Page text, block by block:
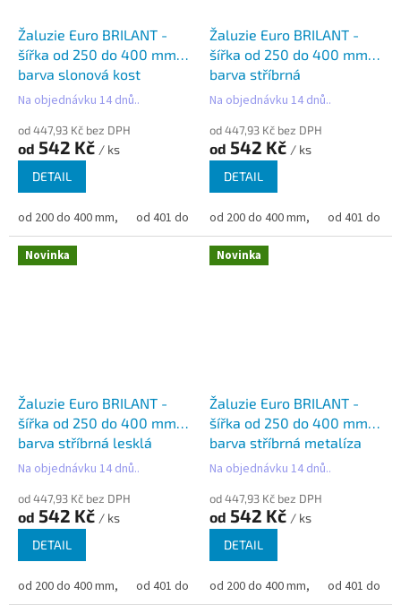
Žaluzie Euro BRILANT -
šířka od 250 do 400 mm -
barva slonová kost
Na objednávku 14 dnů..
od 447,93 Kč bez DPH
od 542 Kč / ks
DETAIL
od 200 do 400 mm, od 401 do 500 mm, od 501 do 600 mm, od
Žaluzie Euro BRILANT -
šířka od 250 do 400 mm -
barva stříbrná
Na objednávku 14 dnů..
od 447,93 Kč bez DPH
od 542 Kč / ks
DETAIL
od 200 do 400 mm, od 401 do
Novinka
Žaluzie Euro BRILANT -
šířka od 250 do 400 mm -
barva stříbrná lesklá
Na objednávku 14 dnů..
od 447,93 Kč bez DPH
od 542 Kč / ks
DETAIL
od 200 do 400 mm, od 401 do 500 mm, od 501 do 600 mm, od
Novinka
Žaluzie Euro BRILANT -
šířka od 250 do 400 mm -
barva stříbrná metalíza
Na objednávku 14 dnů..
od 447,93 Kč bez DPH
od 542 Kč / ks
DETAIL
od 200 do 400 mm, od 401 do